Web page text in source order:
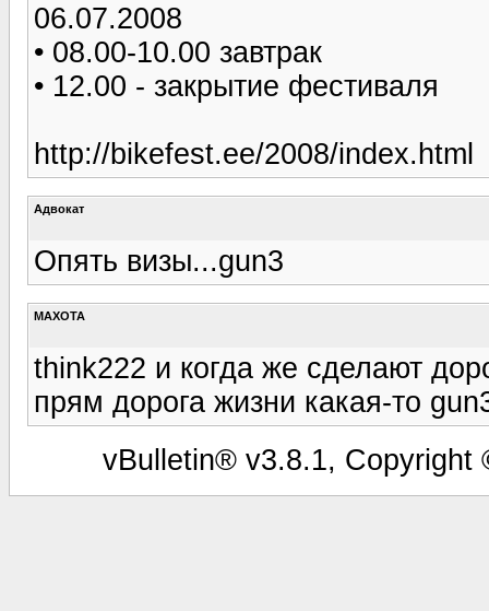
06.07.2008
• 08.00-10.00 завтрак
• 12.00 - закрытие фестиваля
http://bikefest.ee/2008/index.html
Адвокат
Опять визы...gun3
MAXOTA
think222 и когда же сделают
прям дорога жизни какая-то
vBulletin® v3.8.1, Copyright